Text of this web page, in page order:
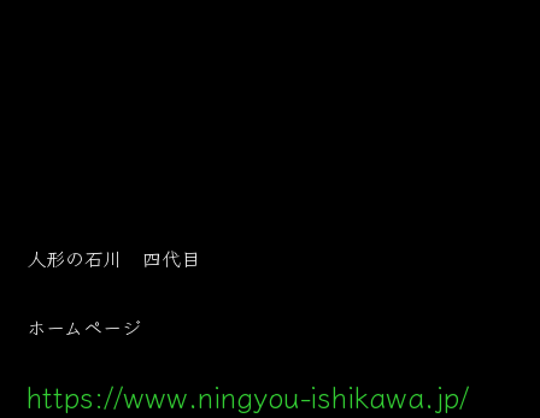
人形の石川 四代目
ホームページ
https://www.ningyou-ishikawa.jp/